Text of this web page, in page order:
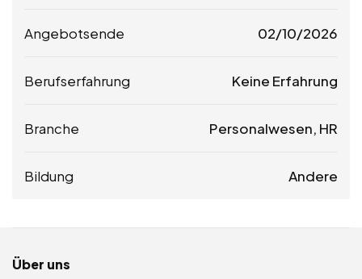
Angebotsende 02/10/2026
Berufserfahrung Keine Erfahrung
Branche Personalwesen, HR
Bildung Andere
Über uns